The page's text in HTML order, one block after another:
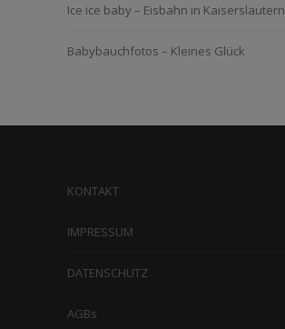
Ice ice baby – Eisbahn in Kaiserslautern
Babybauchfotos – Kleines Glück
KONTAKT
IMPRESSUM
DATENSCHUTZ
AGBs